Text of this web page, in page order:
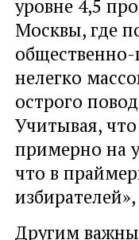
уровне 4,5
Москвы, где
нелегко
острого
Учитывая,
примерно на
что в
Другим